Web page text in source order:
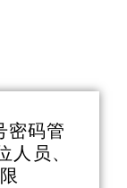
密码管
人员、